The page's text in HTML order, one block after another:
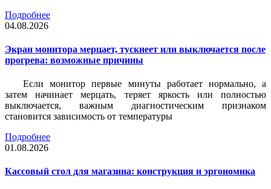
Подробнее
04.08.2026
Экран монитора мерцает, тускнеет или выключается после
прогрева: возможные причины
Если монитор первые минуты работает нормально, а
затем начинает мерцать, теряет яркость или полностью
выключается, важным диагностическим признаком
становится зависимость от температуры
Подробнее
01.08.2026
Кассовый стол для магазина: конструкция и эргономика